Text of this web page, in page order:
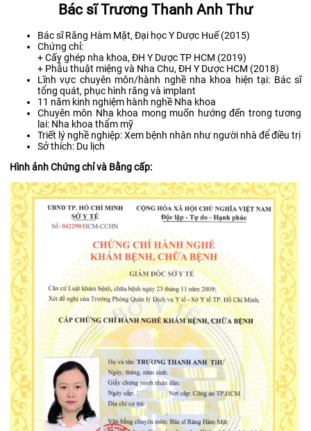
Bác sĩ Trương Thanh Anh Thư
Bác sĩ Răng Hàm Mặt, Đại học Y Dược Huế (2015)
Chứng chỉ:
+ Cấy ghép nha khoa, ĐH Y Dược TP HCM (2019)
+ Phẫu thuật miệng và Nha Chu, ĐH Y Dược HCM (2018)
Lĩnh vực chuyên môn/hành nghề nha khoa hiện tại: Bác sĩ
tổng quát, phục hình răng và implant
11 năm kinh nghiệm hành nghề Nha khoa
Chuyên môn Nha khoa mong muốn hướng đến trong tương
lai: Nha khoa thẩm mỹ
Triết lý nghề nghiệp: Xem bệnh nhân như người nhà để điều trị
Sở thích: Du lịch
Hình ảnh Chứng chỉ và Bằng cấp: